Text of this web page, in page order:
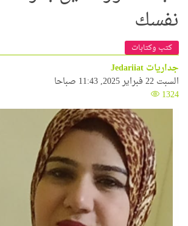
نفسك
كتب وكتابات
جداريات Jedariiat
السبت 22 فبراير 2025, 11:43 صباحا
1324